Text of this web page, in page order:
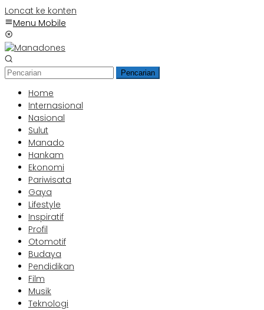
Loncat ke konten
Menu Mobile
Pencarian
Home
Internasional
Nasional
Sulut
Manado
Hankam
Ekonomi
Pariwisata
Gaya
Lifestyle
Inspiratif
Profil
Otomotif
Budaya
Pendidikan
Film
Musik
Teknologi